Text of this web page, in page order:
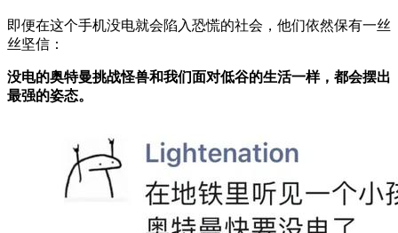
即便在这个手机没电就会陷入恐慌的社会，他们依然保有一丝
丝坚信：
没电的奥特曼挑战怪兽和我们面对低谷的生活一样，都会摆出
最强的姿态。